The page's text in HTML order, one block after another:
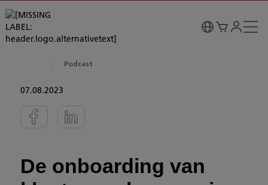
Podcast
07.08.2023
De onboarding van